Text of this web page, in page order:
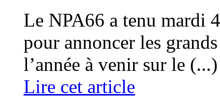
Le NPA66 a tenu mardi
pour annoncer les
l’année à venir sur le (...)
Lire cet article